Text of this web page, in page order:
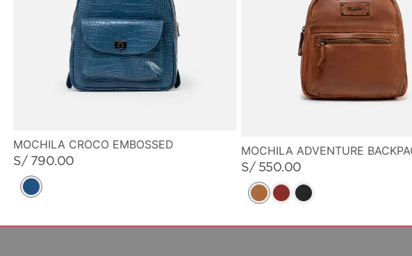
MOCHILA CROCO EMBOSSED
S/ 790.00
MOCHILA ADVENTURE
S/ 550.00